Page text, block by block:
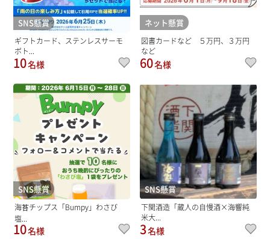
SNS懸賞
ギフトカード、ステンレスサーモ
ボト...
10名様
ネット懸賞
図書カードなど ５万円、３万円
など
60名様
SNS懸賞
海苔チップス「Bumpy」わさび
塩...
10名様
SNS懸賞
下関酒造「蔵人の自慢酒×海響純
米大...
3名様